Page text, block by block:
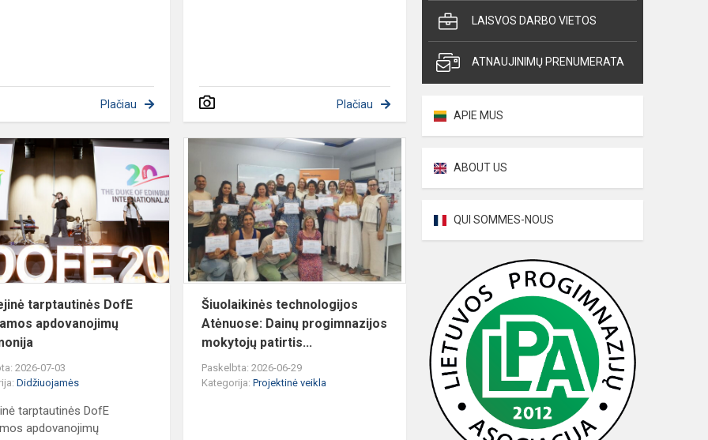
Plačiau Plačiau
Jubiliejinė
DofE
programos
apdovanojimų
ceremo...
tarptautinės DofE
apdovanojimų
2026-07-03
Didžiuojamės
tarptautinės DofE
apdovanojimų
technologijos
progimnazijos
m...
Šiuolaikinės technologijos
Atėnuose: Dainų progimnazijos
mokytojų patirtis...
Paskelbta: 2026-06-29
Kategorija:Projektinė veikla
LAISVOS DARBO VIETOS
ATNAUJINIMŲ PRENUMERATA
APIE MUS
ABOUT US
QUI SOMMES-NOUS